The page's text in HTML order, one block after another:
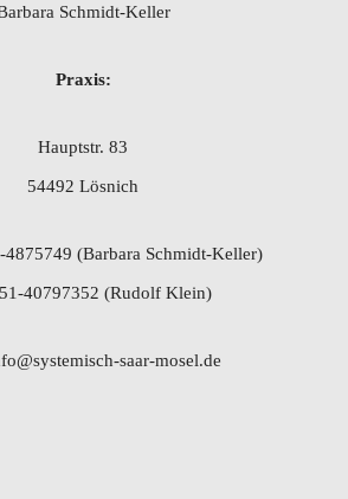
Schmidt-Keller
Praxis:
Hauptstr. 83
54492 Lösnich
(Barbara Schmidt-Keller)
40797352 (Rudolf Klein)
saar-mosel.de